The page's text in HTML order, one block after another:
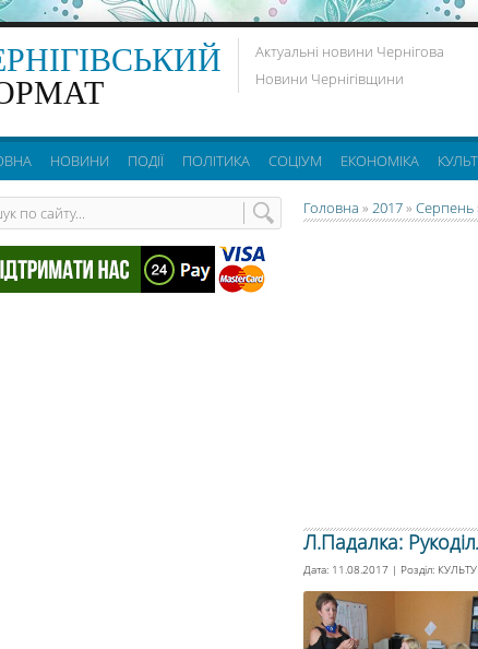
Актуальні новини Чернігова
Новини Чернігівщини
НОВИНИ ПОДІЇ ПОЛІТИКА СОЦІУМ ЕКОНОМІКА
Головна » 2017» Серпень
Л.Падалка:
Дата: 11.08.2017 | Розділ: